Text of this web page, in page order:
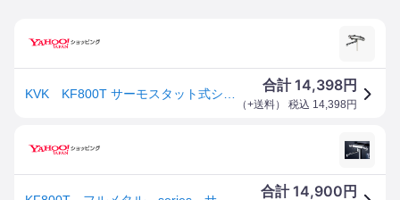
合計14,398円
（+送料） 税込 14,398 円
合計14,900 円